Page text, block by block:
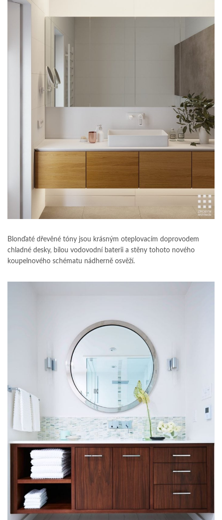
Blonďaté dřevěné tóny jsou krásným oteplovacím doprovodem
chladné desky, bílou vodovodní baterii a stěny tohoto nového
koupelnového schématu nádherně osvěží.